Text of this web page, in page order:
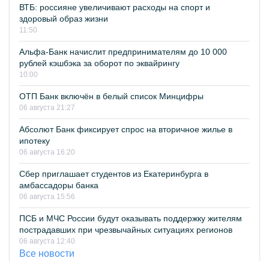
ВТБ: россияне увеличивают расходы на спорт и
здоровый образ жизни
11:50
Альфа-Банк начислит предпринимателям до 10 000
рублей кэшбэка за оборот по эквайрингу
10:00
ОТП Банк включён в белый список Минцифры
06 августа 21:27
Абсолют Банк фиксирует спрос на вторичное жилье в
ипотеку
06 августа 16:20
Сбер приглашает студентов из Екатеринбурга в
амбассадоры банка
06 августа 15:56
ПСБ и МЧС России будут оказывать поддержку жителям
пострадавших при чрезвычайных ситуациях регионов
06 августа 12:40
Все новости